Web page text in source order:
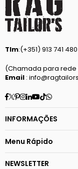
Tlm:(+351) 913 741 480
(Chamada para
Email :
Facebook
Twitter
Pinterest
Instagram
Linkedin
YouTube
TikTok
INFORMAÇÕES
Menu Rápido
NEWSLETTER